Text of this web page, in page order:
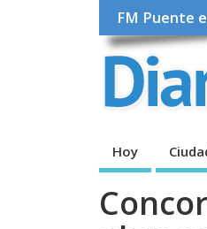
FM Puente
Hoy